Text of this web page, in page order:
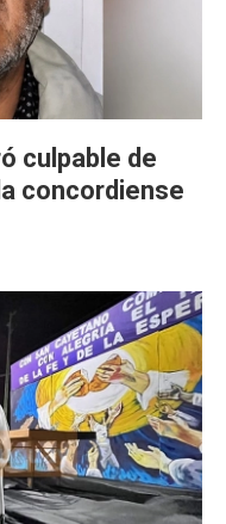
culpable de
concordiense